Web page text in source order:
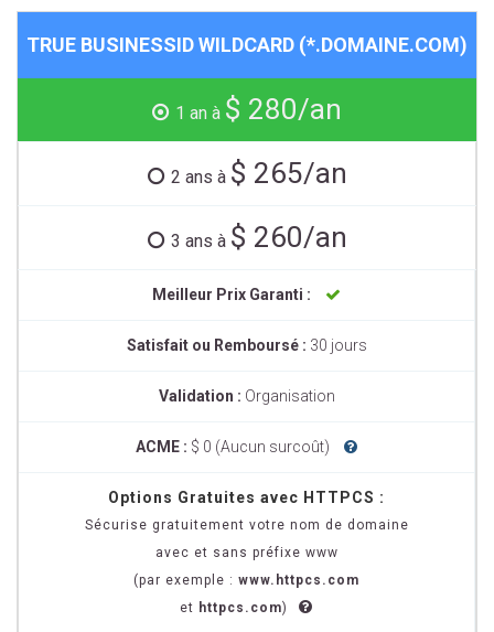
TRUE BUSINESSID WILDCARD (*.DOMAINE.COM)
1 an à $ 280/an
2 ans à $ 265/an
3 ans à $ 260/an
Meilleur Prix Garanti :
Satisfait ou Remboursé : 30 jours
Validation : Organisation
ACME : $ 0 (Aucun surcoût)
Options Gratuites avec HTTPCS :
Sécurise gratuitement votre nom de domaine
avec et sans préfixe www
(par exemple : www.httpcs.com
et httpcs.com)